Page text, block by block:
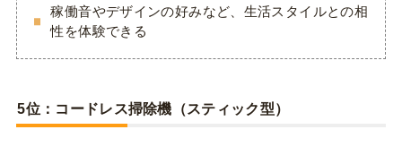
稼働音やデザインの好みなど、生活スタイルとの相
性を体験できる
5位：コードレス掃除機（スティック型）